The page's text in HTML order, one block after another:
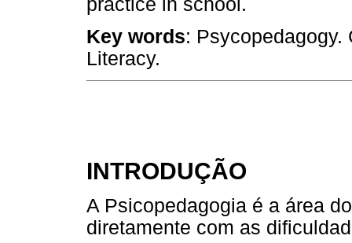
practice in school.
Key words: Psycopedagogy.
Literacy.
INTRODUÇÃO
A Psicopedagogia é a área
diretamente com as